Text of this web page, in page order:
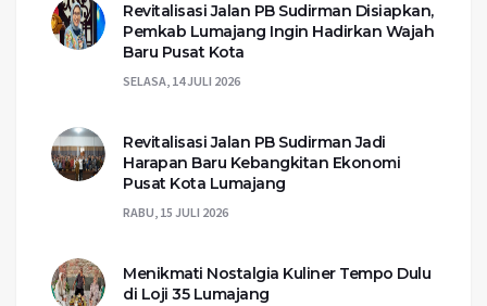
Revitalisasi Jalan PB Sudirman Disiapkan,
Pemkab Lumajang Ingin Hadirkan Wajah
Baru Pusat Kota
SELASA, 14 JULI 2026
Revitalisasi Jalan PB Sudirman Jadi
Harapan Baru Kebangkitan Ekonomi
Pusat Kota Lumajang
RABU, 15 JULI 2026
Menikmati Nostalgia Kuliner Tempo Dulu
di Loji 35 Lumajang